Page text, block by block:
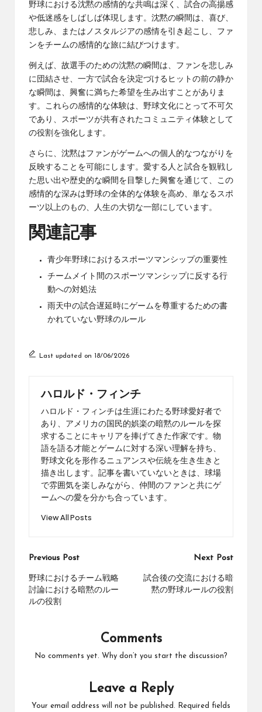
野球における沈黙の感情的な共鳴は深く、試合の高揚感
や低迷感をしばしば体現します。沈黙の瞬間は、喜び、
悲しみ、またはノスタルジアの感情を引き起こし、ファ
ンをチームの感情的な旅に結びつけます。
例えば、故選手のための沈黙の瞬間は、ファンを悲しみ
に団結させ、一方で試合を決定づけるヒットの前の静か
な瞬間は、興奮に満ちた希望を生み出すことがありま
す。これらの感情的な体験は、野球文化にとって不可欠
であり、スポーツが共有されたコミュニティ体験として
の役割を強化します。
さらに、沈黙はファンがゲームへの個人的なつながりを
反映することを可能にします。愛する人と試合を観戦し
た思い出や歴史的な瞬間を目撃した興奮を通じて、この
感情的な深みは野球の全体的な体験を高め、単なるスポ
ーツ以上のもの、人生の大切な一部にしています。
関連記事
青少年野球におけるスポーツマンシップの重要性
チームメイト間のスポーツマンシップに反する行
動への対処法
雨天中の試合遅延時にゲームを尊重するための書
かれていない野球のルール
Last updated on 18/06/2026
ハロルド・フィンチ
ハロルド・フィンチは生涯にわたる野球愛好者で
あり、アメリカの国民的娯楽の暗黙のルールを探
求することにキャリアを捧げてきた作家です。物
語を語る才能とゲームに対する深い理解を持ち、
野球文化を形作るニュアンスや伝統を生き生きと
描き出します。記事を書いていないときは、球場
で雰囲気を楽しみながら、仲間のファンと共にゲ
ームへの愛を分かち合っています。
View All Posts
Post
navigation
Previous Post
野球におけるチーム戦略
討論における暗黙のルー
ルの役割
Next Post
試合後の交流における暗
黙の野球ルールの役割
Comments
No comments yet. Why don’t you start the discussion?
Leave a Reply
Your email address will not be published.
Required fields